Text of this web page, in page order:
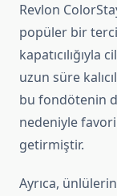
Revlon
popüler bir
uzun süre
bu fondötenin
nedeniyle
getirmiştir.
Ayrıca,